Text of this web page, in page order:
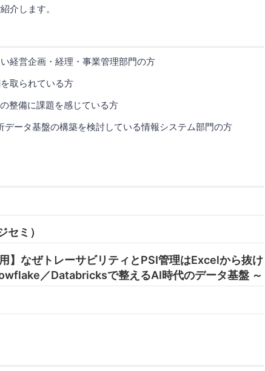
介します。
経営企画・経理・事業管理部門の方
取られている方
整備に課題を感じている方
ータ基盤の構築を検討している情報システム部門の方
ミ）
】なぜトレーサビリティとPSI管理はExcelから抜け
／Databricksで整えるAI時代のデータ基盤 ～